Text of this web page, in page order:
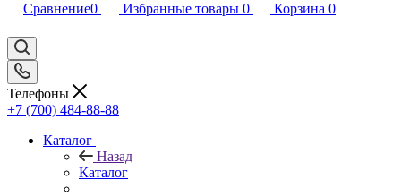
Сравнение0 Избранные товары 0 Корзина 0
Телефоны
+7 (700) 484-88-88
Каталог
Назад
Каталог